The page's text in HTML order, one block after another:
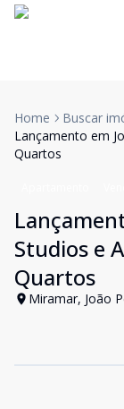
Home
Buscar
Lançamento em
Quartos
Studios e
Quartos
Miramar, João